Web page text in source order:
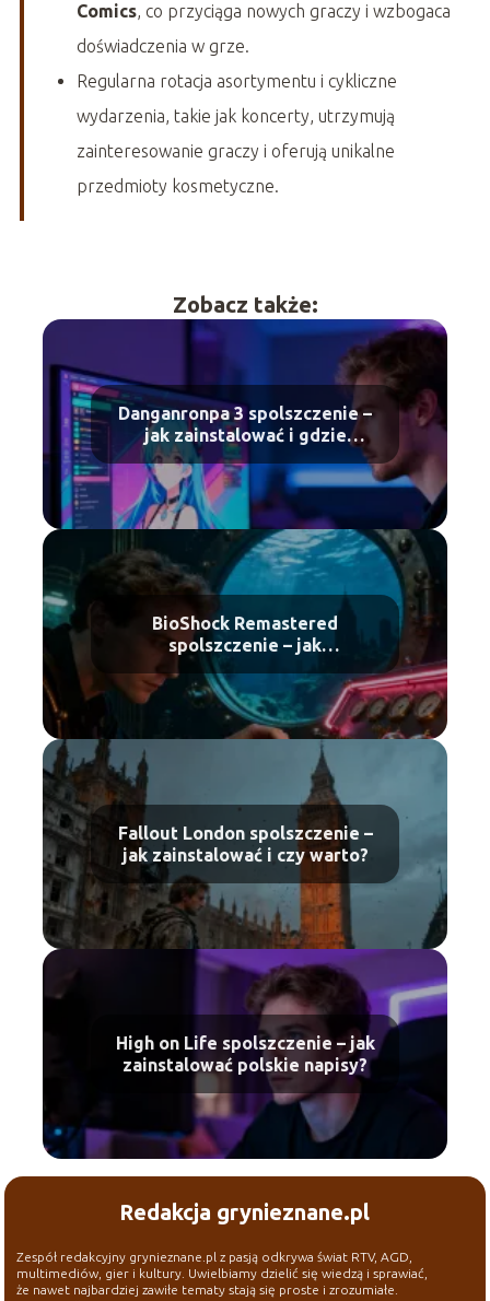
Comics, co przyciąga nowych graczy i wzbogaca
doświadczenia w grze.
Regularna rotacja asortymentu i cykliczne
wydarzenia, takie jak koncerty, utrzymują
zainteresowanie graczy i oferują unikalne
przedmioty kosmetyczne.
Zobacz także:
Danganronpa 3 spolszczenie –
jak zainstalować i gdzie
pobrać?
BioShock Remastered
spolszczenie – jak
zainstalować?
Fallout London spolszczenie –
jak zainstalować i czy warto?
High on Life spolszczenie – jak
zainstalować polskie napisy?
Redakcja grynieznane.pl
Zespół redakcyjny grynieznane.pl z pasją odkrywa świat RTV, AGD,
multimediów, gier i kultury. Uwielbiamy dzielić się wiedzą i sprawiać,
że nawet najbardziej zawiłe tematy stają się proste i zrozumiałe.